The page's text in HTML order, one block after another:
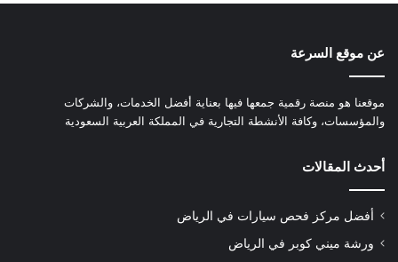
عن موقع السرعة
موقعنا هو منصة رقمية جمعها فيها بعناية أفضل الخدمات، والشركات
والمؤسسات، وكافة الأنشطة التجارية في المملكة العربية السعودية
أحدث المقالات
أفضل مركز فحص سيارات في الرياض
ورشة ميني كوبر في الرياض